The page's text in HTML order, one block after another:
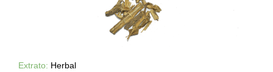
Extrato: Herbal